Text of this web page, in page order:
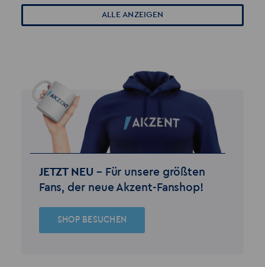
ALLE ANZEIGEN
JETZT NEU – Für unsere größten
Fans, der neue Akzent-Fanshop!
SHOP BESUCHEN